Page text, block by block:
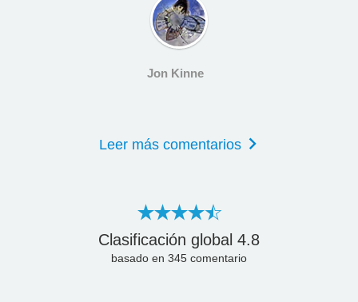
Jon Kinne
Leer más comentarios
Clasificación global 4.8
basado en 345 comentario